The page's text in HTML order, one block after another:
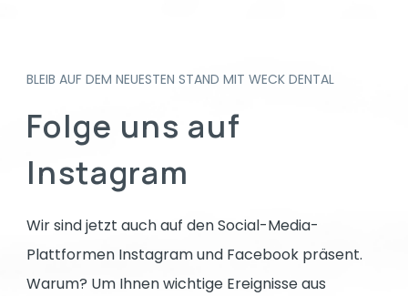
BLEIB AUF DEM NEUESTEN STAND MIT WECK DENTAL
Folge uns auf
Instagram
Wir sind jetzt auch auf den Social-Media-
Plattformen Instagram und Facebook präsent.
Warum? Um Ihnen wichtige Ereignisse aus